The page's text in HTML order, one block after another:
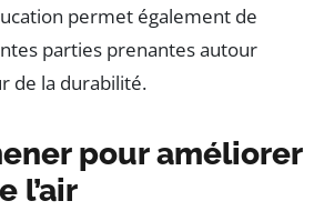
permet également de
parties prenantes autour
de la durabilité.
pour améliorer
l’air